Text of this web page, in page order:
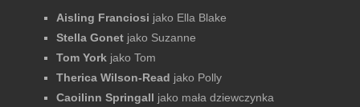
Aisling Franciosi jako Ella Blake
Stella Gonet jako Suzanne
Tom York jako Tom
Therica Wilson-Read jako Polly
Caoilinn Springall jako mała dziewczynka